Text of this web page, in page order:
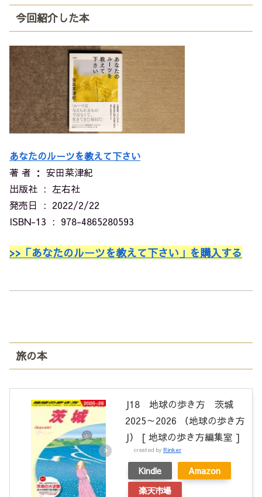
今回紹介した本
あなたのルーツを教えて下さい
著 者 ： 安田菜津紀
出版社 ‏ : ‎ 左右社
発売日 ‏ : ‎ 2022/2/22
ISBN-13 ‏ : ‎ 978-4865280593
>>「あなたのルーツを教えて下さい」を購入する
旅の本
J18 地球の歩き方 茨城
2025～2026 （地球の歩き方
J） [ 地球の歩き方編集室 ]
created by Rinker
Kindle
Amazon
楽天市場